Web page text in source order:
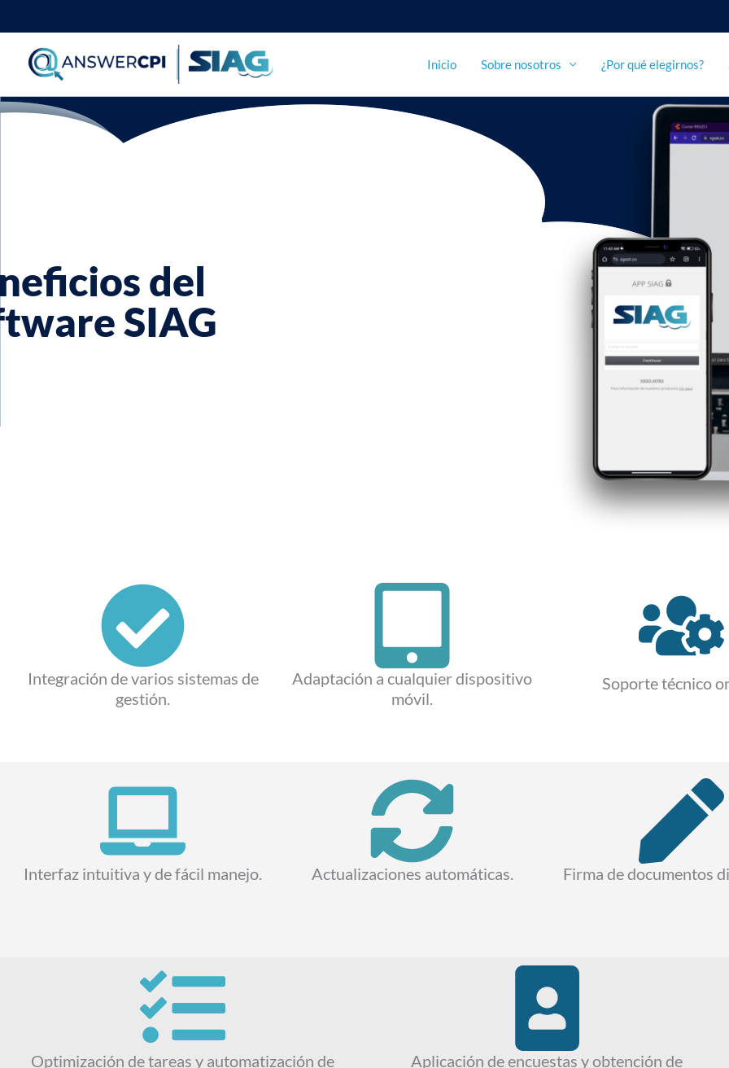
al
contenido
Inicio Sobre nosotros ¿Por qué elegirnos?
del
SIAG
Integración de varios sistemas de
gestión.
Adaptación a cualquier dispositivo
móvil.
Soporte técnico
Interfaz intuitiva y de fácil manejo. Actualizaciones automáticas. Firma de documentos
Optimización de tareas y automatización de
Aplicación de encuestas y obtención de